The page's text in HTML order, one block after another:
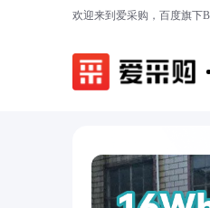
欢迎来到爱采购，百度旗下